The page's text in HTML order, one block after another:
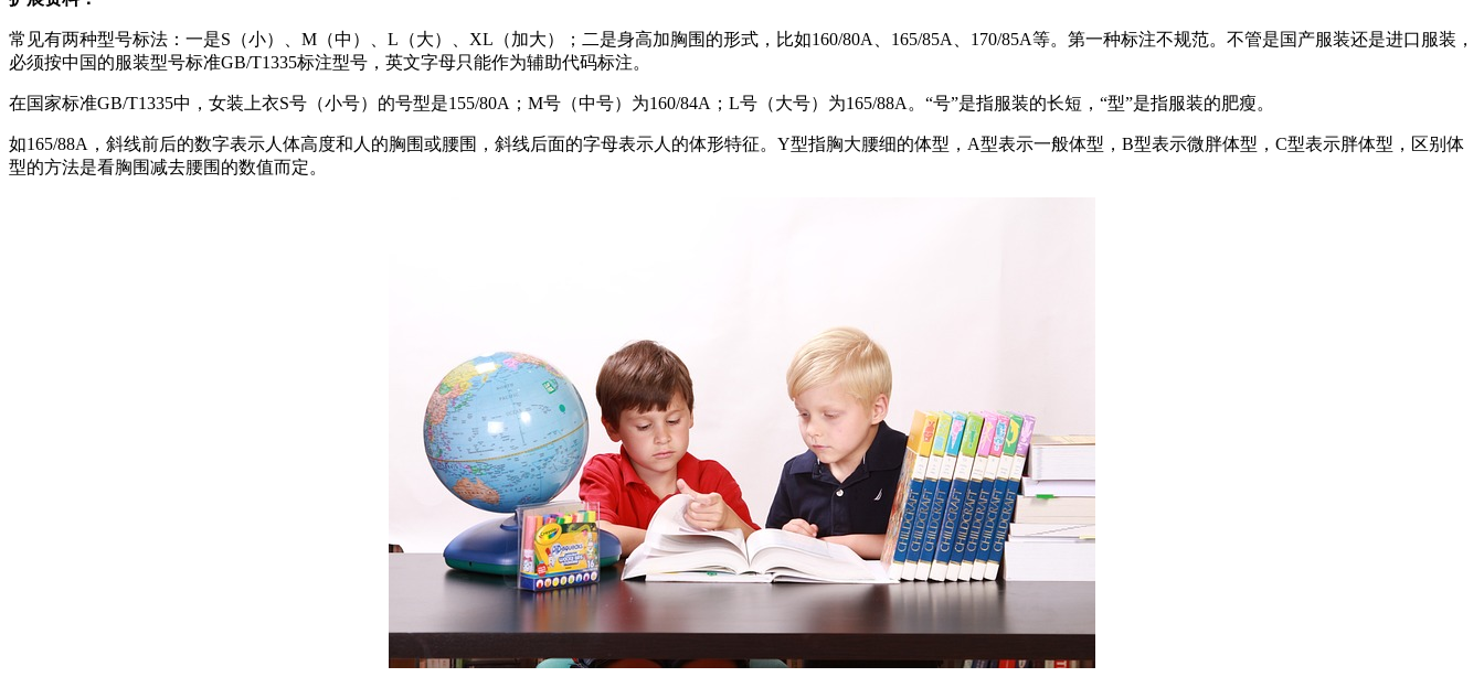
常见有两种型号标法：一是S（小）、M（中）、L（大）、XL（加大）；二是身高加胸围的形式，比如160/80A、165/85A、170/85A等。第一种标注不规范。不管是国产服装还是进口服装，
必须按中国的服装型号标准GB/T1335标注型号，英文字母只能作为辅助代码标注。
在国家标准GB/T1335中，女装上衣S号（小号）的号型是155/80A；M号（中号）为160/84A；L号（大号）为165/88A。“号”是指服装的长短，“型”是指服装的肥瘦。
如165/88A，斜线前后的数字表示人体高度和人的胸围或腰围，斜线后面的字母表示人的体形特征。Y型指胸大腰细的体型，A型表示一般体型，B型表示微胖体型，C型表示胖体型，区别体
型的方法是看胸围减去腰围的数值而定。